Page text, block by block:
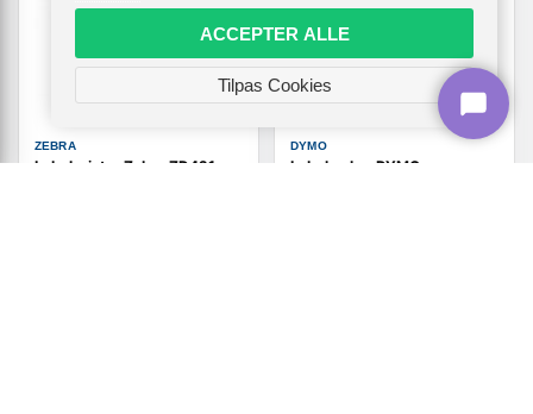
ZEBRA
Labelprinter Zebra ZD421 -
DYMO
Labelmaker DYMO
ACCEPTER ALLE
Tilpas Cookies